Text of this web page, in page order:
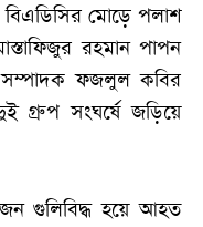
বিএডিসির মোড়ে পলাশ
রহমান পাপন
সম্পাদক ফজলুল কবির
গ্রুপ সংঘর্ষে জড়িয়ে
গুলিবিদ্ধ হয়ে আহত